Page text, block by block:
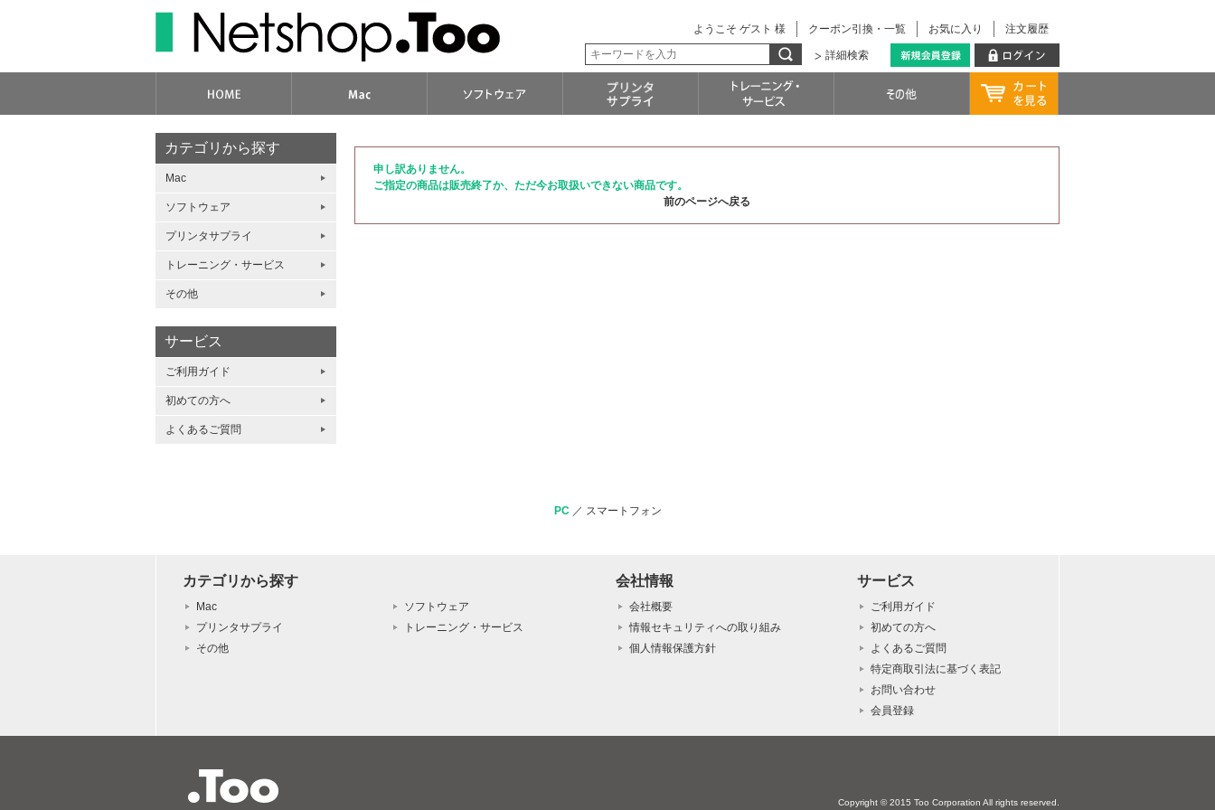
注文履歴
お気に入り
クーポン引換・一覧
ようこそ ゲスト 様
詳細検索
申し訳ありません。
ご指定の商品は販売終了か、ただ今お取扱いできない商品です。
前のページへ戻る
カテゴリから探す
Mac
ソフトウェア
プリンタサプライ
トレーニング・サービス
その他
サービス
ご利用ガイド
初めての方へ
よくあるご質問
PC／ スマートフォン
カテゴリから探す
Mac
ソフトウェア
プリンタサプライ
トレーニング・サービス
その他
会社情報
会社概要
情報セキュリティへの取り組み
個人情報保護方針
サービス
ご利用ガイド
初めての方へ
よくあるご質問
特定商取引法に基づく表記
お問い合わせ
会員登録
Copyright © 2015 Too Corporation All rights reserved.